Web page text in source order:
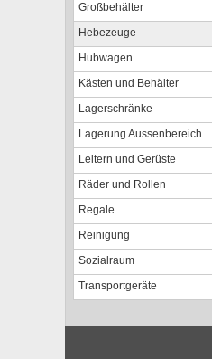
Großbehälter
Hebezeuge
Hubwagen
Kästen und Behälter
Lagerschränke
Lagerung Aussenbereich
Leitern und Gerüste
Räder und Rollen
Regale
Reinigung
Sozialraum
Transportgeräte